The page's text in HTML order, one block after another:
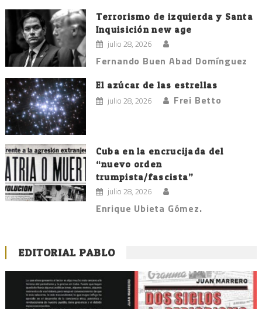
Terrorismo de izquierda y Santa
Inquisición new age
julio 28, 2026
Fernando Buen Abad Domínguez
El azúcar de las estrellas
julio 28, 2026 Frei Betto
Cuba en la encrucijada del
“nuevo orden
trumpista/fascista”
julio 28, 2026
Enrique Ubieta Gómez.
EDITORIAL PABLO